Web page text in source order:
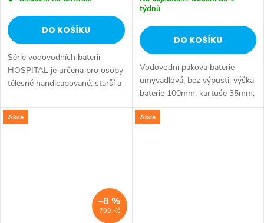
DO KOŠÍKU
Série vodovodních baterií
HOSPITAL je určena pro osoby
tělesně handicapované, starší a
potřebují speciálně upravené
vodovodní baterie. Série:...
týdnů
DO KOŠÍKU
Vodovodní páková baterie
umyvadlová, bez výpusti, výška
baterie 100mm, kartuše 35mm,
vč. přívodních flexibilních hadic.
Akce
799 Kč
–8 %
Akce